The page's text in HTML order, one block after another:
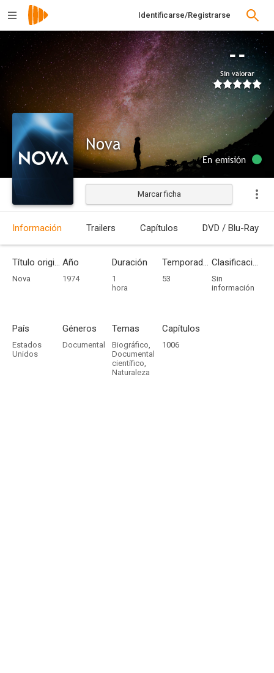
Identificarse/Registrarse
--
Sin valorar
Nova
En emisión
Marcar ficha
Información Trailers Capítulos DVD / Blu-Ray
Título original
Nova
Año
1974
Duración
1
hora
Temporadas
53
Clasificación por edades
Sin
información
País
Estados
Unidos
Géneros
Documental
Temas
Biográfico,
Documental
científico,
Naturaleza
Capítulos
1006